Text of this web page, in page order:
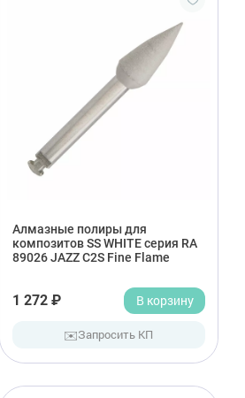
Алмазные полиры для
композитов SS WHITE серия RA
89026 JAZZ C2S Fine Flame
1 272 ₽ В корзину
✉️Запросить КП